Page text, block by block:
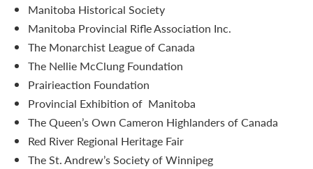
Manitoba Historical Society
Manitoba Provincial Rifle Association Inc.
The Monarchist League of Canada
The Nellie McClung Foundation
Prairieaction Foundation
Provincial Exhibition of Manitoba
The Queen’s Own Cameron Highlanders of Canada
Red River Regional Heritage Fair
The St. Andrew’s Society of Winnipeg